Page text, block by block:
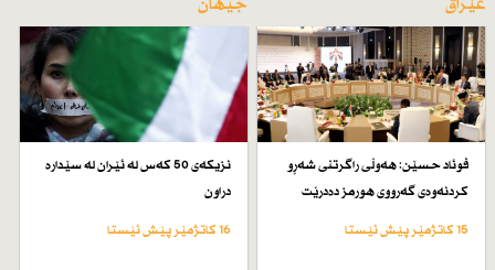
عێراق
فوئاد حسێن: هەوڵی راگرتنی شەڕو
كردنەوەی گەرووی هورمز دەدرێت
15 کاتژمێر پێش ئێستا
جیهان
نزیكەی 50 كەس لە ئێران لە سێدارە
دراون
16 کاتژمێر پێش ئێستا